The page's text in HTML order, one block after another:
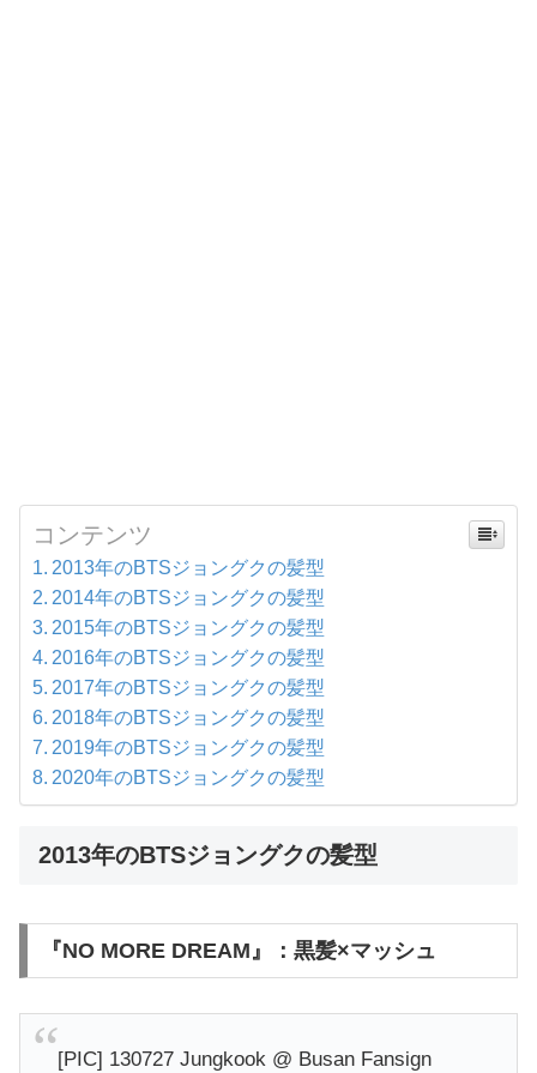
コンテンツ
2013年のBTSジョングクの髪型
2014年のBTSジョングクの髪型
2015年のBTSジョングクの髪型
2016年のBTSジョングクの髪型
2017年のBTSジョングクの髪型
2018年のBTSジョングクの髪型
2019年のBTSジョングクの髪型
2020年のBTSジョングクの髪型
2013年のBTSジョングクの髪型
『NO MORE DREAM』：黒髪×マッシュ
[PIC] 130727 Jungkook @ Busan Fansign